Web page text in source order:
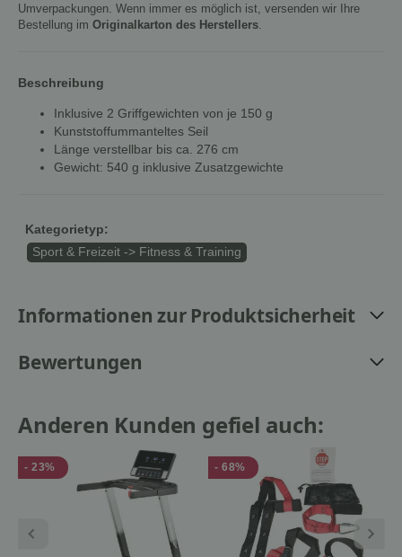
Umverpackungen. Wenn immer es möglich ist, versenden wir Ihre
Bestellung im Originalkarton des Herstellers
Beschreibung
Inklusive 2 Griffgewichten von je 150 g
Kunststoffummanteltes Seil
Länge verstellbar bis ca. 276 cm
Gewicht: 540 g inklusive Zusatzgewichte
Kategorietyp:
Sport & Freizeit -> Fitness & Training
Informationen zur Produktsicherheit
Bewertungen
Anderen Kunden gefiel auch:
- 23% - 68%